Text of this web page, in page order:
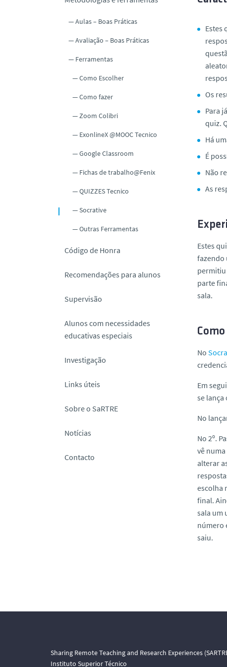
Aulas – Boas Práticas
Avaliação – Boas Práticas
Ferramentas
Como Escolher
Como fazer
Zoom Colibri
ExonlineX @MOOC Tecnico
Google Classroom
Fichas de trabalho@Fenix
QUIZZES Tecnico
Socrative
Outras Ferramentas
Código de Honra
Recomendações para alunos
Supervisão
Alunos com necessidades
educativas especiais
Investigação
Links úteis
Sobre o SaRTRE
Notícias
Contacto
Estes
Os
Para
quiz.
Há
É
Não
As
Estes
fazendo
permitiu
parte
sala.
No
Em
se lança
No
No 2º.
vê
alterar
escolha
final.
sala um
número
saiu.
Sharing Remote Teaching and Research Experiences
Instituto Superior Técnico